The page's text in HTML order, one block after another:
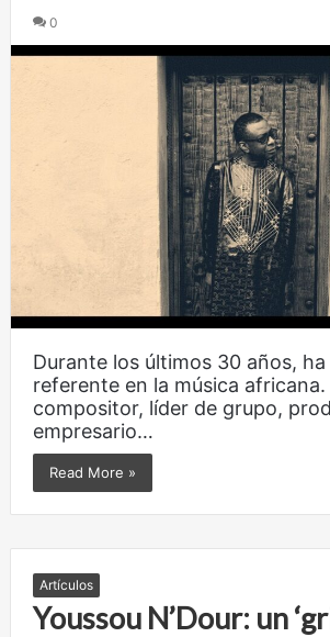
0
Durante los últimos 30 años, ha
referente en la música
compositor, líder de grupo,
empresario…
Read More »
Artículos
Youssou N’Dour: un